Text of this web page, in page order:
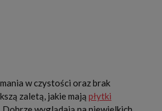
w czystości oraz brak
zaletą, jakie mają płytki